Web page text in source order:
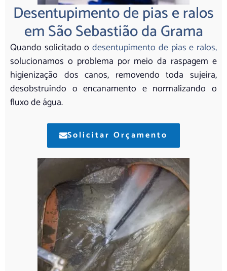
Desentupimento de pias e ralos
em São Sebastião da Grama
Quando solicitado odesentupimento de pias e ralos,
solucionamos o problema por meio da raspagem e
higienização dos canos, removendo toda sujeira,
desobstruindo o encanamento e normalizando o
fluxo de água.
Solicitar Orçamento